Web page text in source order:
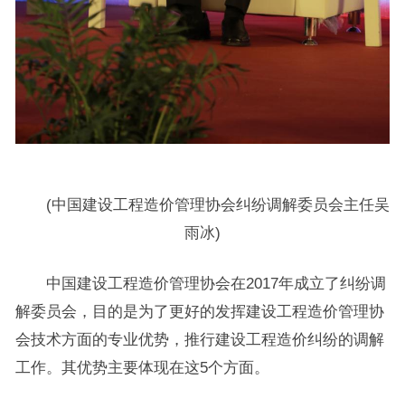
(中国建设工程造价管理协会纠纷调解委员会主任吴
雨冰)
中国建设工程造价管理协会在2017年成立了纠纷调
解委员会，目的是为了更好的发挥建设工程造价管理协
会技术方面的专业优势，推行建设工程造价纠纷的调解
工作。其优势主要体现在这5个方面。